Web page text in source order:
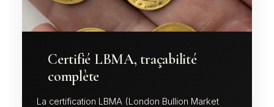
Certifié LBMA, traçabilité
complète
La certification LBMA (London Bullion Market